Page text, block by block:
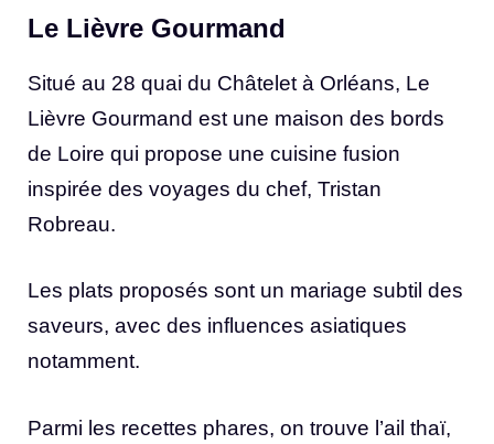
Le Lièvre Gourmand
Situé au 28 quai du Châtelet à Orléans, Le
Lièvre Gourmand est une maison des bords
de Loire qui propose une cuisine fusion
inspirée des voyages du chef, Tristan
Robreau.
Les plats proposés sont un mariage subtil des
saveurs, avec des influences asiatiques
notamment.
Parmi les recettes phares, on trouve l’ail thaï,